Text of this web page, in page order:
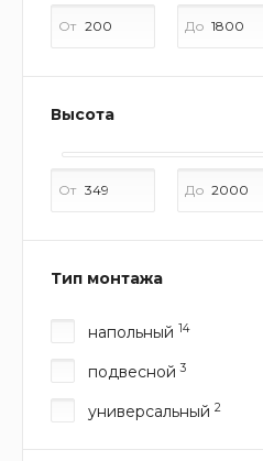
От До
Высота
От До
Тип монтажа
напольный 14
подвесной3
универсальный 2